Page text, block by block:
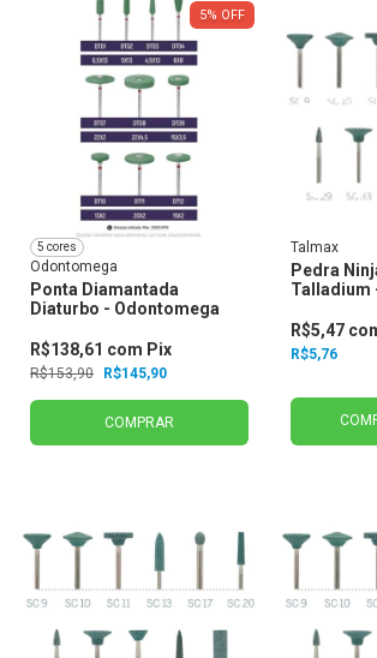
5% OFF
5 cores
Odontomega
Ponta Diamantada
Diaturbo - Odontomega
R$153,90 R$145,90
R$138,61 com Pix
COMPRAR
Talmax
Pedra
Talladium
R$5,76
R$5,47